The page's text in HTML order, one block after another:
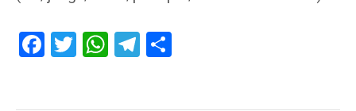
FacebookTwitterWhatsAppTelegram